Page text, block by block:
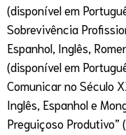
(disponível em
Sobrevivência
Espanhol, Inglês,
(disponível em
Comunicar no Século
Inglês, Espanhol e
Preguiçoso Produtivo”